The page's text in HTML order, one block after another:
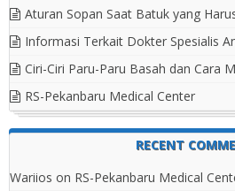
Aturan Sopan Saat Batuk yang
Informasi Terkait Dokter Spesialis
Ciri-Ciri Paru-Paru Basah dan Cara
RS-Pekanbaru Medical Center
RECENT
Wariios on RS-Pekanbaru Medical